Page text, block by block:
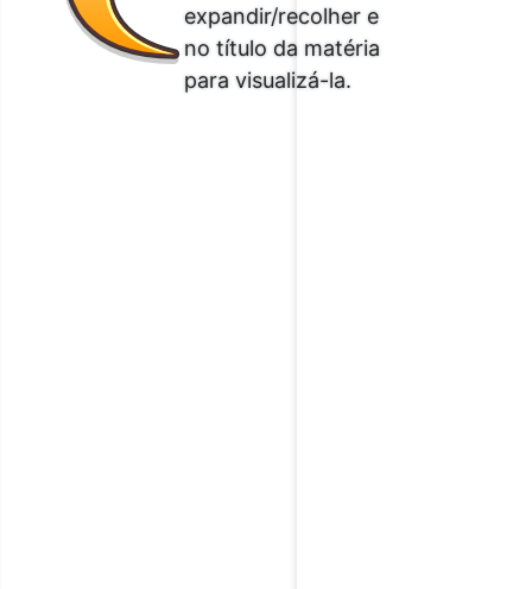
expandir/recolher e
no título da matéria
para visualizá-la.